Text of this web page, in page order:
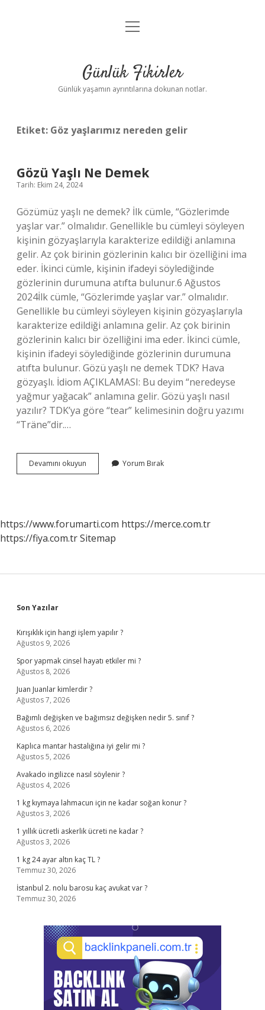
Anasayfa
Yasal Uyarı
menüyü
Günlük Fikirler
Günlük yaşamın ayrıntılarına dokunan notlar.
Etiket: Göz yaşlarımız nereden gelir
Gözü Yaşlı Ne Demek
Tarih: Ekim 24, 2024
Gözümüz yaşlı ne demek? İlk cümle, “Gözlerimde
yaşlar var.” olmalıdır. Genellikle bu cümleyi söyleyen
kişinin gözyaşlarıyla karakterize edildiği anlamına
gelir. Az çok birinin gözlerinin kalıcı bir özelliğini ima
eder. İkinci cümle, kişinin ifadeyi söylediğinde
gözlerinin durumuna atıfta bulunur.6 Ağustos
2024İlk cümle, “Gözlerimde yaşlar var.” olmalıdır.
Genellikle bu cümleyi söyleyen kişinin gözyaşlarıyla
karakterize edildiği anlamına gelir. Az çok birinin
gözlerinin kalıcı bir özelliğini ima eder. İkinci cümle,
kişinin ifadeyi söylediğinde gözlerinin durumuna
atıfta bulunur. Gözü yaşlı ne demek TDK? Hava
gözyaşlı. İdiom AÇIKLAMASI: Bu deyim “neredeyse
yağmur yağacak” anlamına gelir. Gözü yaşlı nasıl
yazılır? TDK’ya göre “tear” kelimesinin doğru yazımı
“Träne”dir.…
Devamını okuyun
Yaşlı
Yorum Bırak
https://www.forumarti.com https://merce.com.tr
https://fiya.com.trSitemap
Sidebar
Son Yazılar
Kırışıklık için hangi işlem yapılır ?
Ağustos 9, 2026
Spor yapmak cinsel hayatı etkiler mi ?
Ağustos 8, 2026
Juan Juanlar kimlerdir ?
Ağustos 7, 2026
Bağımlı değişken ve bağımsız değişken nedir 5. sınıf ?
Ağustos 6, 2026
Kaplıca mantar hastalığına iyi gelir mi ?
Ağustos 5, 2026
Avakado ingilizce nasıl söylenir ?
Ağustos 4, 2026
1 kg kıymaya lahmacun için ne kadar soğan konur ?
Ağustos 3, 2026
1 yıllık ücretli askerlik ücreti ne kadar ?
Ağustos 3, 2026
1 kg 24 ayar altın kaç TL ?
Temmuz 30, 2026
İstanbul 2. nolu barosu kaç avukat var ?
Temmuz 30, 2026